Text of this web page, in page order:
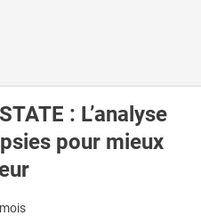
: L’analyse
pour mieux